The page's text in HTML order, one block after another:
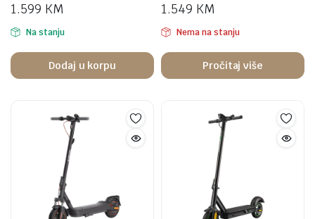
1.599 KM
Na stanju
Dodaj u korpu
1.549 KM
Nema na stanju
Pročitaj više